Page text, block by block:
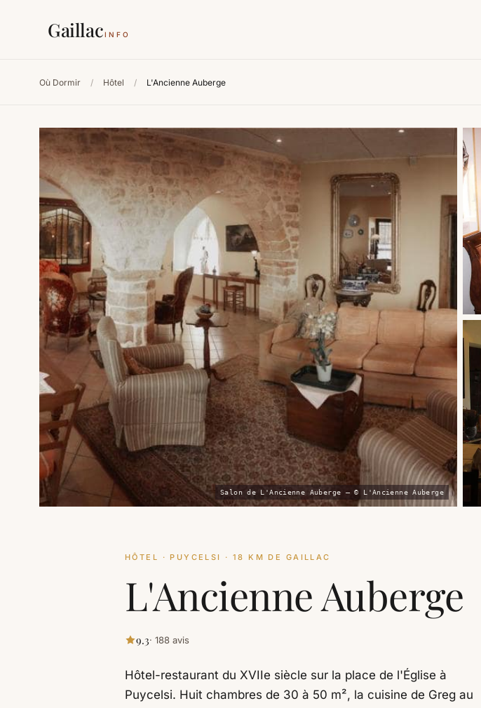
GaillacINFO
Où Dormir / Hôtel / L'Ancienne Auberge
Salon de L'Ancienne Auberge — © L'Ancienne Auberge
HÔTEL · PUYCELSI · 18 KM DE GAILLAC
L'Ancienne Auberge
9.3· 188 avis
Hôtel-restaurant du XVIIe siècle sur la place de l'Église à
Puycelsi. Huit chambres de 30 à 50 m², la cuisine de Greg au